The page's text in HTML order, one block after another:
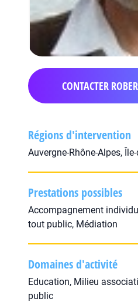
CONTACTER
Régions d'intervention
Auvergne-Rhône-Alpes,
Prestations possibles
Accompagnement
tout public, Médiation
Domaines d'activité
Education, Milieu
public